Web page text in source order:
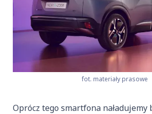
fot. materiały prasowe
Oprócz tego smartfona naładujemy